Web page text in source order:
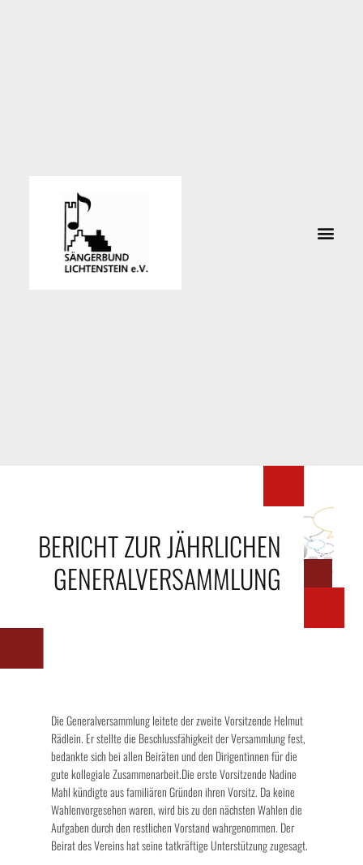
BERICHT ZUR JÄHRLICHEN
GENERALVERSAMMLUNG
Die Generalversammlung leitete der zweite Vorsitzende Helmut
Rädlein. Er stellte die Beschlussfähigkeit der Versammlung fest,
bedankte sich bei allen Beiräten und den Dirigentinnen für die
gute kollegiale Zusammenarbeit.Die erste Vorsitzende Nadine
Mahl kündigte aus familiären Gründen ihren Vorsitz. Da keine
Wahlenvorgesehen waren, wird bis zu den nächsten Wahlen die
Aufgaben durch den restlichen Vorstand wahrgenommen. Der
Beirat des Vereins hat seine tatkräftige Unterstützung zugesagt.